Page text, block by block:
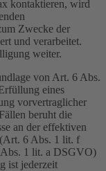
kontaktieren, wird
Zwecke der
und verarbeitet.
weiter.
von Art. 6 Abs.
eines
vorvertraglicher
beruht die
an der effektiven
6 Abs. 1 lit. f
1 lit. a DSGVO)
ist jederzeit